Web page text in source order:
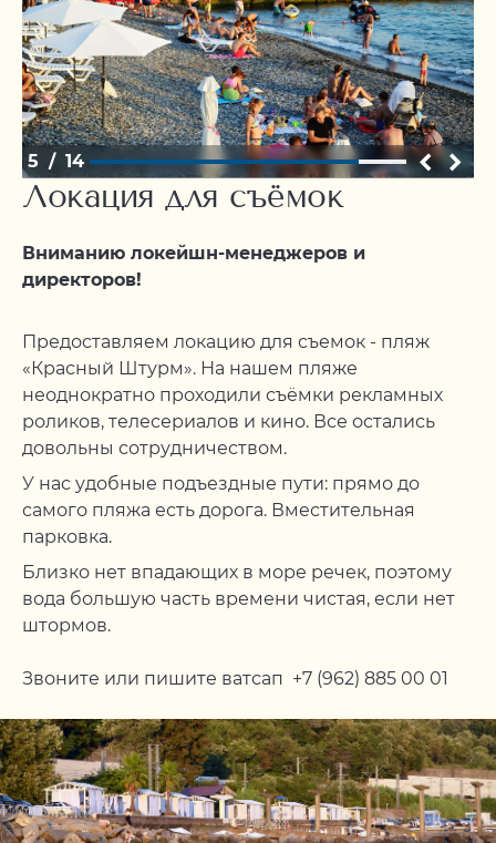
6 / 14
Локация для съёмок
Вниманию локейшн-менеджеров и
директоров!
Предоставляем локацию для съемок - пляж
«Красный Штурм». На нашем пляже
неоднократно проходили съёмки рекламных
роликов, телесериалов и кино. Все остались
довольны сотрудничеством.
У нас удобные подъездные пути: прямо до
самого пляжа есть дорога. Вместительная
парковка.
Близко нет впадающих в море речек, поэтому
вода большую часть времени чистая, если нет
штормов.
Звоните или пишите ватсап +7 (962) 885 00 01